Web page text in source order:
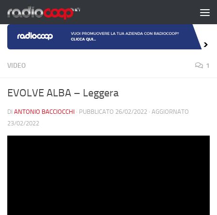
Salta al contenuto
VIDEO 1
EVOLVE ALBA – Leggera
DI ANTONIO BACCIOCCHI · PUBBLICATO 26/02/2022 · AGGIORNATO
23/02/2022